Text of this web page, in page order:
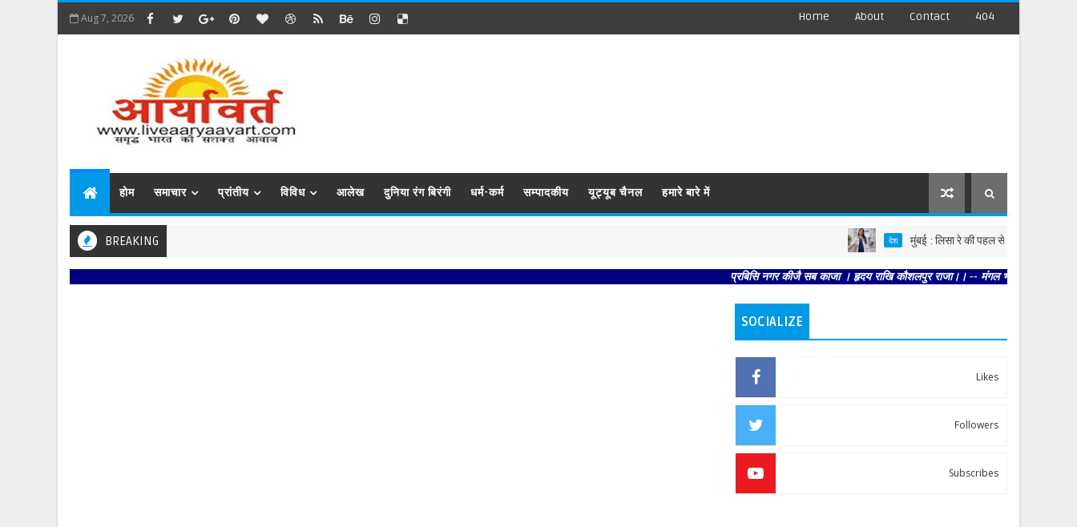
Aug 7, 2026 Home About Contact 404
होम समाचार प्रांतीय विविध आलेख दुनिया रंग बिरंगी धर्म-कर्म सम्पादकीय यूट्यूब चैनल हमारे बारे में
BREAKING देश मुंबई : लिसा रे की पहल से मिडलाइफ हेल्थ को नई
प्रबिसि नगर कीजै सब काजा । हृदय राखि कौशलपुर राजा।। -- मंगल भवन अमंगल हारी।
SOCIALIZE
Likes
Followers
Subscribes